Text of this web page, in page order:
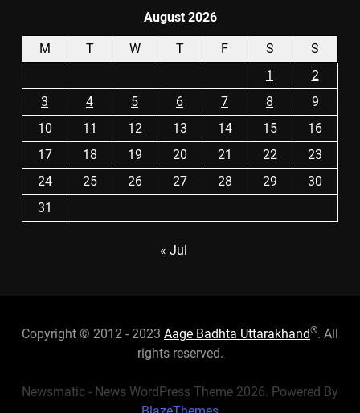
August 2026
M T W T F S
S
1
2
3
4 5 6 7 8
9
10
11 12 13 14 15
16
17
18 19 20 21 22
23
24
25 26 27 28 29
30
31
« Jul
Copyright © 2012 - 2023 Aage Badhta Uttarakhand®. All
rights reserved.
Newsmatic - News WordPress Theme 2026. Powered By